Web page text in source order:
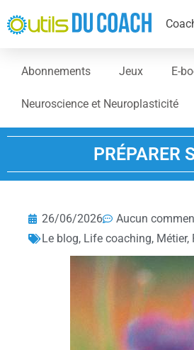
Abonnements Jeux E-
Neuroscience et Neuroplasticité
PRÉPARER
26/06/2026
Aucun
Le blog, Life coaching, Métier,